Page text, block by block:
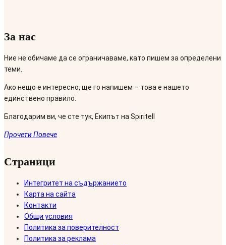
За нас
Ние не обичаме да се ограничаваме, като пишем за определени
теми.
Ако нещо е интересно, ще го напишем – това е нашето
единствено правило.
Благодарим ви, че сте тук, Екипът на Spiritell
Прочети Повече
Страници
Интегритет на съдържанието
Карта на сайта
Контакти
Общи условия
Политика за поверителност
Политика за реклама